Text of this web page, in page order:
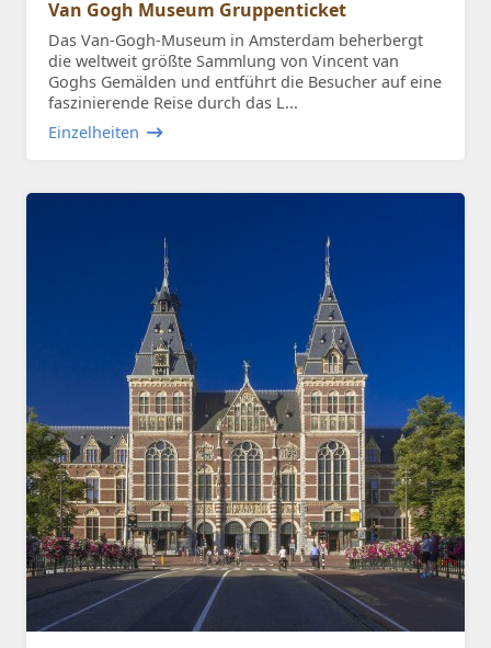
Van Gogh Museum Gruppenticket
Das Van-Gogh-Museum in Amsterdam beherbergt
die weltweit größte Sammlung von Vincent van
Goghs Gemälden und entführt die Besucher auf eine
faszinierende Reise durch das L...
Einzelheiten